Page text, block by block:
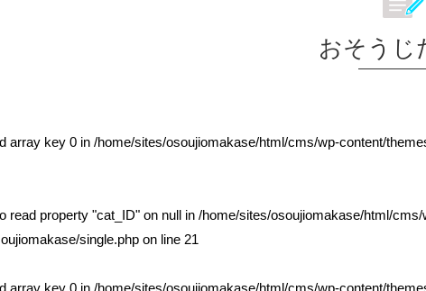
おそうじ
array key 0 in /home/sites/osoujiomakase/html/cms/wp-content/
read property "cat_ID" on null in /home/sites/osoujiomakase/html/cms/
single.phpon line 21
array key 0 in /home/sites/osoujiomakase/html/cms/wp-content/